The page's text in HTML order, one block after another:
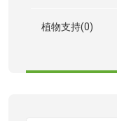
植物支持(0)